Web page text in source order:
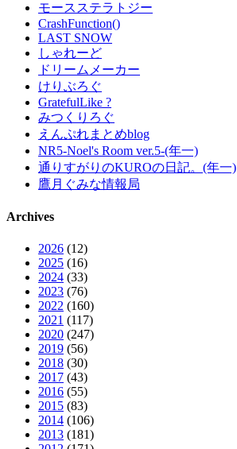
モースステラトジー
CrashFunction()
LAST SNOW
しゃれーど
ドリームメーカー
けりぶろぐ
GratefulLike ?
みつくりろぐ
えんぷれまとめblog
NR5-Noel's Room ver.5-(年一)
通りすがりのKUROの日記。(年一)
鷹月ぐみな情報局
Archives
2026 (12)
2025 (16)
2024 (33)
2023 (76)
2022 (160)
2021 (117)
2020 (247)
2019 (56)
2018 (30)
2017 (43)
2016 (55)
2015 (83)
2014 (106)
2013 (181)